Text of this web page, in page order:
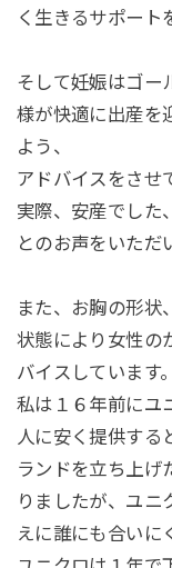
く生きるサポート
そして妊娠はゴー
様が快適に出産を
よう、
アドバイスをさせ
実際、安産でした
とのお声をいただ
また、お胸の形状
状態により女性の
バイスしています。
私は１６年前にユ
人に安く提供する
ランドを立ち上げ
りましたが、ユニ
えに誰にも合いに